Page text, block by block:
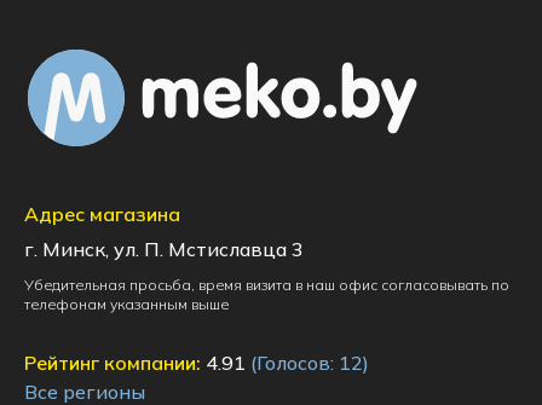
Адрес магазина
г. Минск, ул. П. Мстиславца 3
Убедительная просьба, время визита в наш офис согласовывать по
телефонам указанным выше
Рейтинг компании: 4.91 (Голосов: 12)
Все регионы